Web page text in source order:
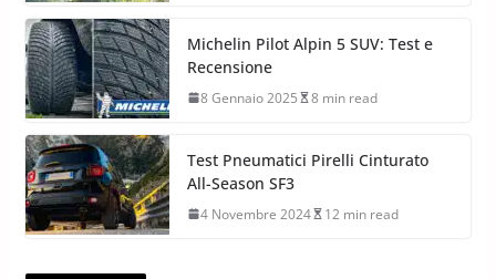
Michelin Pilot Alpin 5 SUV: Test e
Recensione
8 Gennaio 2025 8 min read
Test Pneumatici Pirelli Cinturato
All-Season SF3
4 Novembre 2024 12 min read